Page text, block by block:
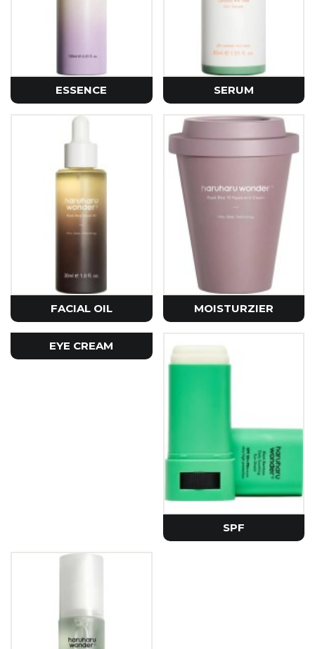
ESSENCE SERUM
FACIAL OIL MOISTURZIER
EYE CREAM
SPF